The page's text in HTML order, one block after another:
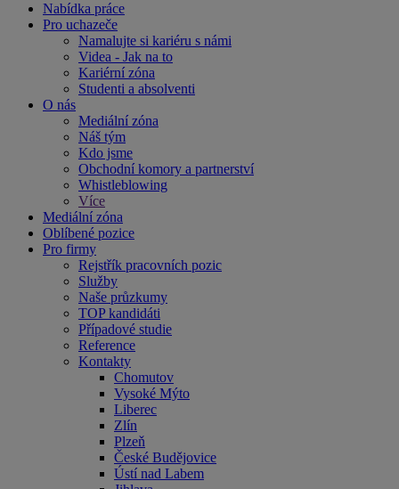
Nabídka práce
Pro uchazeče
Namalujte si kariéru s námi
Videa - Jak na to
Kariérní zóna
Studenti a absolventi
O nás
Mediální zóna
Náš tým
Kdo jsme
Obchodní komory a partnerství
Whistleblowing
Více
Mediální zóna
Oblíbené pozice
Pro firmy
Rejstřík pracovních pozic
Služby
Naše průzkumy
TOP kandidáti
Případové studie
Reference
Kontakty
Chomutov
Vysoké Mýto
Liberec
Zlín
Plzeň
České Budějovice
Ústí nad Labem